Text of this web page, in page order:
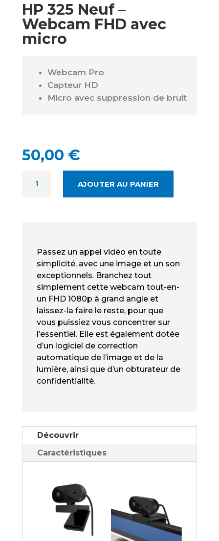
HP 325 Neuf –
Webcam FHD avec
micro
Webcam Pro
Capteur HD
Micro avec suppression de bruit
50,00 €
AVEC
MICRO
AJOUTER AU PANIER
Passez un appel vidéo en toute
simplicité, avec une image et un son
exceptionnels. Branchez tout
simplement cette webcam tout-en-
un FHD 1080p à grand angle et
laissez-la faire le reste, pour que
vous puissiez vous concentrer sur
l’essentiel. Elle est également dotée
d’un logiciel de correction
automatique de l’image et de la
lumière, ainsi que d’un obturateur de
confidentialité.
Découvrir
Caractéristiques